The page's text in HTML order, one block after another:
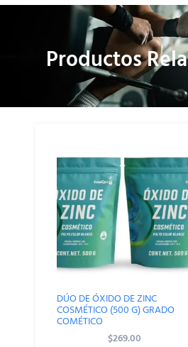
Productos
DÚO DE ÓXIDO DE ZINC
COSMÉTICO (500 G) GRADO
COMÉTICO
$269.00